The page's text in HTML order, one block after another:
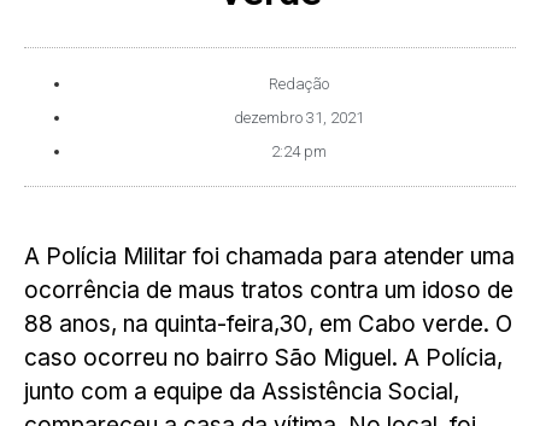
Redação
dezembro 31, 2021
2:24 pm
A Polícia Militar foi chamada para atender uma
ocorrência de maus tratos contra um idoso de
88 anos, na quinta-feira,30, em Cabo verde. O
caso ocorreu no bairro São Miguel. A Polícia,
junto com a equipe da Assistência Social,